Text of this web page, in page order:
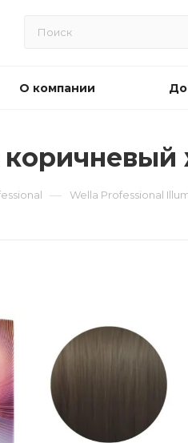
О компании
— Wella Professional